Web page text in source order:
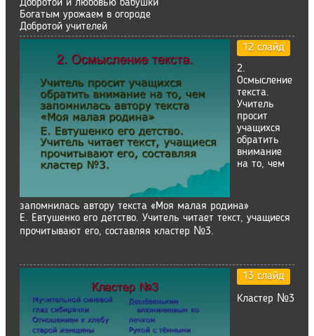
Добротой и любовью бабушки
Богатым урожаем в огороде
Добротой учителей
12 слайд
2.
Осмысление
текста.
Учитель
просит
учащихся
обратить
внимание
на то, чем
запомнилась автору текста «Моя малая родина»
Е. Евтушенко его детство. Учитель читает текст, учащиеся
прочитывают его, составляя кластер №3.
13 слайд
Кластер №3